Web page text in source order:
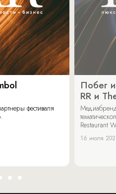
фестиваля
Побег
RR и
Restaurant
16 июля